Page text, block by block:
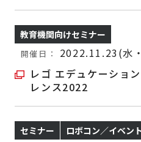
教育機関向けセミナー
開催日：
2022.11.23(水
レゴ エデュケーショ
レンス2022
セミナー
ロボコン／イベン